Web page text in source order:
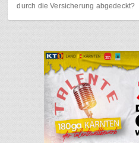
durch die Versicherung abgedeckt?